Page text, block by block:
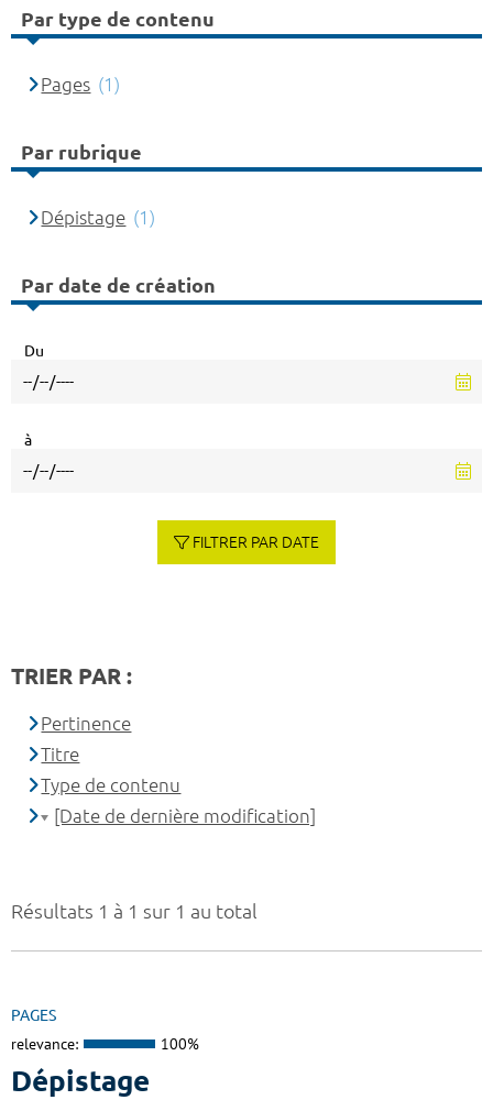
Résultats 1 à 1 sur 1 au total
PAGES
relevance: 100%
Dépistage
Par type de contenu
Pages (1)
Par rubrique
Dépistage (1)
Par date de création
Du
à
FILTRER PAR DATE
TRIER PAR :
Pertinence
Titre
Type de contenu
[Date de dernière modification]